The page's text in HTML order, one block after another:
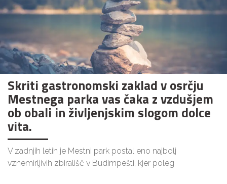
Skriti gastronomski zaklad v osrčju
Mestnega parka vas čaka z vzdušjem
ob obali in življenjskim slogom dolce
vita.
V zadnjih letih je Mestni park postal eno najbolj
vznemirljivih zbirališč v Budimpešti, kjer poleg